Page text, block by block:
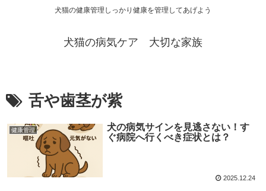
犬猫の健康管理しっかり健康を管理してあげよう
犬猫の病気ケア 大切な家族
舌や歯茎が紫
健康管理
犬の病気サインを見逃さない！す
ぐ病院へ行くべき症状とは？
2025.12.24